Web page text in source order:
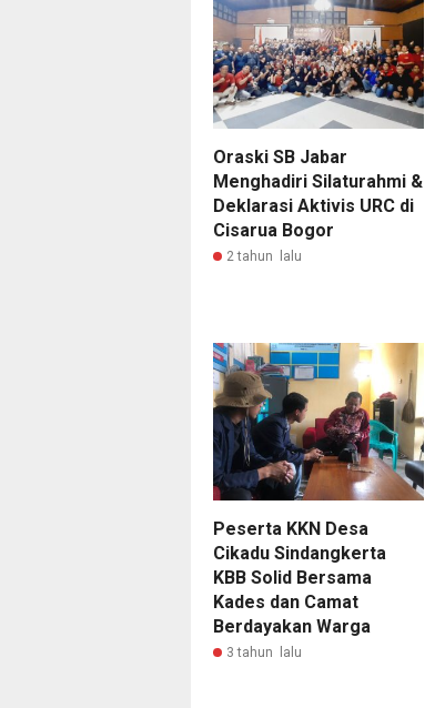
Oraski SB Jabar
Menghadiri Silaturahmi &
Deklarasi Aktivis URC di
Cisarua Bogor
2 tahun lalu
Peserta KKN Desa
Cikadu Sindangkerta
KBB Solid Bersama
Kades dan Camat
Berdayakan Warga
3 tahun lalu